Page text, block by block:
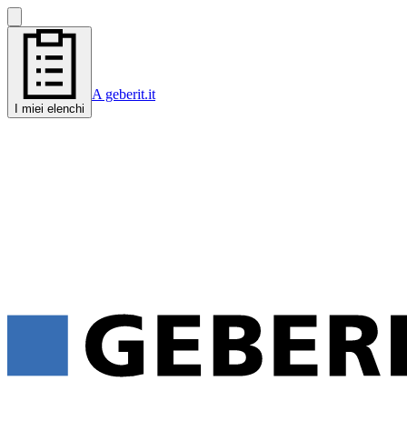
I miei elenchi
A geberit.it